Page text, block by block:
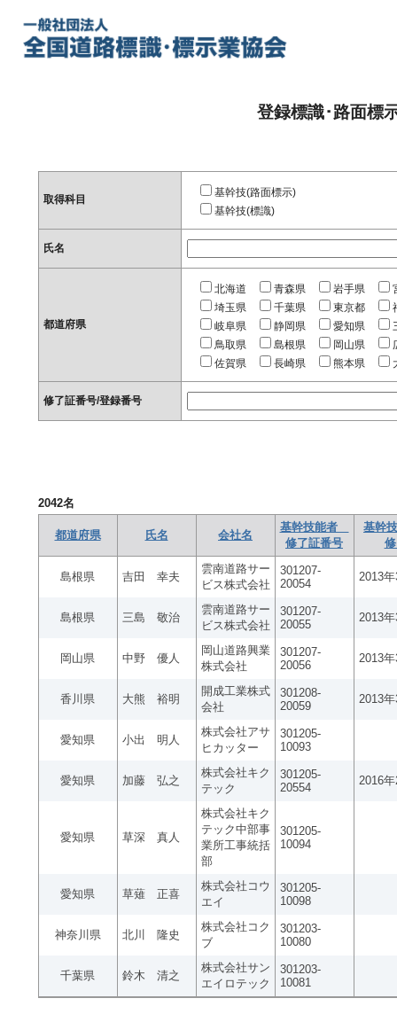
登録標識･路面標
取得科目
基幹技(路面標示)
基幹技(標識)
氏名
都道府県
北海道 青森県 岩手県
埼玉県
千葉県 東京都
岐阜県
静岡県 愛知県
鳥取県
島根県 岡山県
佐賀県
長崎県 熊本県
修了証番号/登録番号
2042名
都道府県 氏名 会社名
基幹技能者
修了証番号
基幹
島根県 吉田 幸夫
雲南道路サー
ビス株式会社
301207-
20054
2013
島根県 三島 敬治
雲南道路サー
ビス株式会社
301207-
20055
2013
岡山県 中野 優人
岡山道路興業
株式会社
301207-
20056
2013
香川県 大熊 裕明
開成工業株式
会社
301208-
20059
2013
愛知県 小出 明人
株式会社アサ
ヒカッター
301205-
10093
愛知県 加藤 弘之
株式会社キク
テック
301205-
20554
2016
愛知県 草深 真人
株式会社キク
テック中部事
業所工事統括
部
301205-
10094
愛知県 草薙 正喜
株式会社コウ
エイ
301205-
10098
神奈川県 北川 隆史
株式会社コク
ブ
301203-
10080
千葉県 鈴木 清之
株式会社サン
エイロテック
301203-
10081